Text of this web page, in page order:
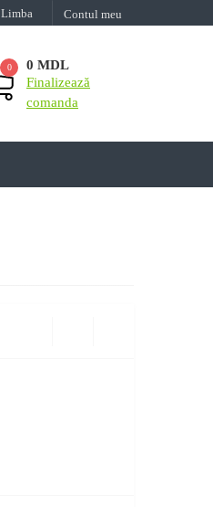
Limba Contul meu
0
0 MDL
Finalizează
comanda